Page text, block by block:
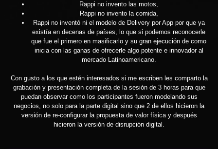
Rappi no invento las motos,
Rappi no invento la comida,
Rappi no inventó ni el modelo de Delivery por App por que ya
existía en decenas de países, lo que si podemos reconocerle
que fue el primero en masificarlo y su gran ejecución de como
inicia con las ganas de ofrecerle algo potente e innovador al
mercado Latinoamericano.
Con gusto a los que estén interesados si me escriben les comparto la
grabación y presentación completa de la sesión de 3 horas para que
puedan observar como los participantes fueron modelando sus
negocios, no solo para la parte digital sino que 2 de ellos hicieron la
versión de re-configurar la propuesta de valor física y después
hicieron la versión de disrupción digital.